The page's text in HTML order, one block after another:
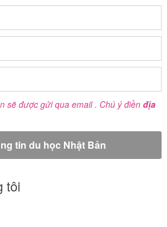
sẽ được gửi qua email . Chú ý điền địa
tôi